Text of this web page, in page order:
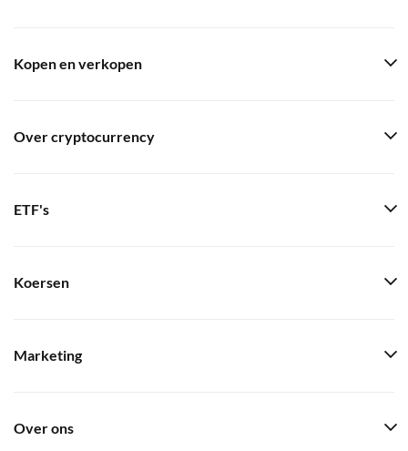
Kopen en verkopen
Over cryptocurrency
ETF's
Koersen
Marketing
Over ons